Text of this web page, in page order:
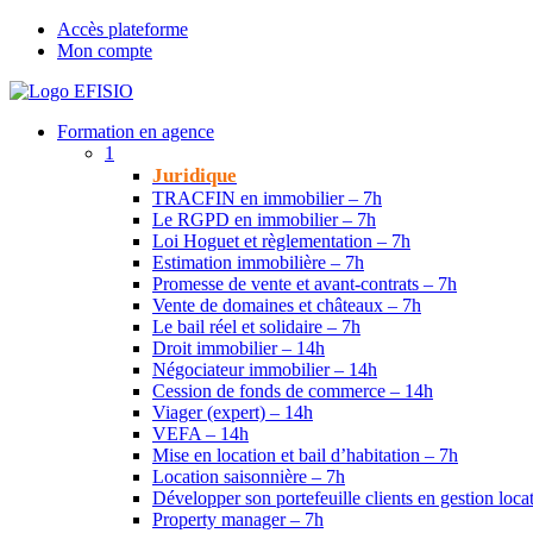
Accès plateforme
Mon compte
Formation en agence
1
Juridique
TRACFIN en immobilier – 7h
Le RGPD en immobilier – 7h
Loi Hoguet et règlementation – 7h
Estimation immobilière – 7h
Promesse de vente et avant-contrats – 7h
Vente de domaines et châteaux – 7h
Le bail réel et solidaire – 7h
Droit immobilier – 14h
Négociateur immobilier – 14h
Cession de fonds de commerce – 14h
Viager (expert) – 14h
VEFA – 14h
Mise en location et bail d’habitation – 7h
Location saisonnière – 7h
Développer son portefeuille clients en gestion
Property manager – 7h